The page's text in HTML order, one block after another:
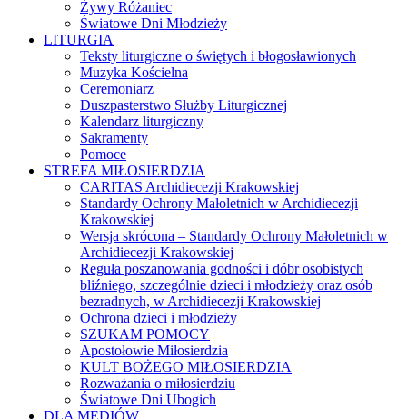
Żywy Różaniec
Światowe Dni Młodzieży
LITURGIA
Teksty liturgiczne o świętych i błogosławionych
Muzyka Kościelna
Ceremoniarz
Duszpasterstwo Służby Liturgicznej
Kalendarz liturgiczny
Sakramenty
Pomoce
STREFA MIŁOSIERDZIA
CARITAS Archidiecezji Krakowskiej
Standardy Ochrony Małoletnich w Archidiecezji
Krakowskiej
Wersja skrócona – Standardy Ochrony Małoletnich w
Archidiecezji Krakowskiej
Reguła poszanowania godności i dóbr osobistych
bliźniego, szczególnie dzieci i młodzieży oraz osób
bezradnych, w Archidiecezji Krakowskiej
Ochrona dzieci i młodzieży
SZUKAM POMOCY
Apostołowie Miłosierdzia
KULT BOŻEGO MIŁOSIERDZIA
Rozważania o miłosierdziu
Światowe Dni Ubogich
DLA MEDIÓW